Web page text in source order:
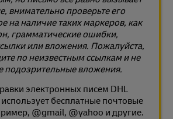
внимательно проверьте его
на наличие таких маркеров, как
грамматические ошибки,
или вложения. Пожалуйста,
по неизвестным ссылкам и не
подозрительные вложения.
электронных писем DHL
бесплатные почтовые
@gmail, @yahoo и другие.